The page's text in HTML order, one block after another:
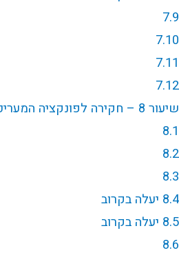
7.9
7.10
7.11
7.12
שיעור 8 – חקירה לפונקציה המעריכית
8.1
8.2
8.3
8.4 יעלה בקרוב
8.5 יעלה בקרוב
8.6